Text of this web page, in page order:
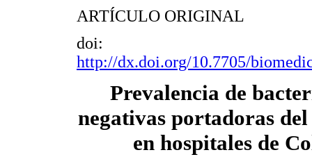
ARTÍCULO ORIGINAL
doi:
http://dx.doi.org/10.7705/
Prevalencia de
negativas portadoras
en hospitales de